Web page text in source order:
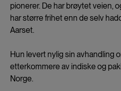
pionerer. De har brøytet veien,
har større frihet enn de selv
Aarset.
Hun levert nylig sin avhandling
etterkommere av indiske og
Norge.